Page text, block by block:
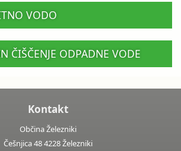
VODO
ČIŠČENJE ODPADNE VODE
Kontakt
Občina Železniki
Češnjica 48 4228 Železniki